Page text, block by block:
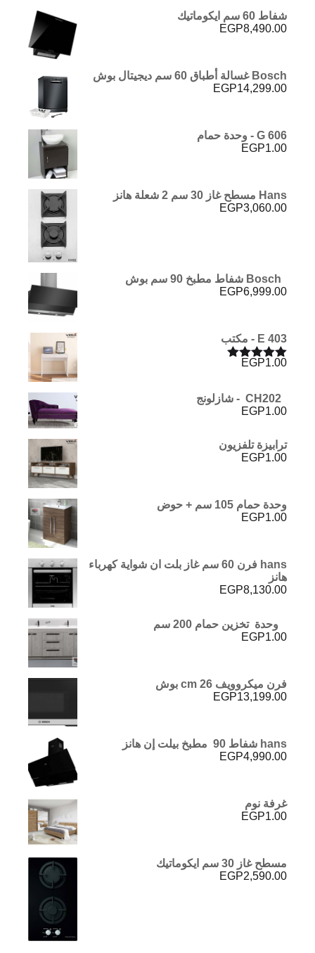
شفاط 60 سم ايكوماتيك
EGP8,490.00
Bosch غسالة أطباق 60 سم ديجيتال بوش
EGP14,299.00
G 606 - وحدة حمام
EGP1.00
Hans مسطح غاز 30 سم 2 شعلة هانز
EGP3,060.00
EGP6,999.00
E 403 - مكتب
تم التقييم
EGP1.00
EGP1.00
ترابيزة تلفزيون
EGP1.00
وحدة حمام 105 سم + حوض
EGP1.00
hans فرن 60 سم غاز بلت ان شواية كهرباء
هانز
EGP8,130.00
وحدة تخزين حمام 200 سم
EGP1.00
فرن ميكروويف 26 cm بوش
EGP13,199.00
hans شفاط 90 مطبخ بيلت إن هانز
EGP4,990.00
غرفة نوم
EGP1.00
مسطح غاز 30 سم ايكوماتيك
EGP2,590.00